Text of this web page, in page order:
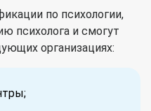
по психологии,
психолога и смогут
организациях: